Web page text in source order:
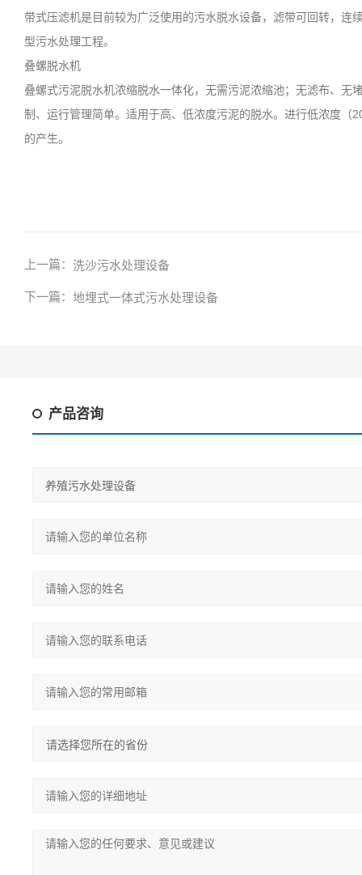
带式压滤机是目前较为广泛使用的污水脱水设备，滤带可回转，
型污水处理工程。
叠螺脱水机
叠螺式污泥脱水机浓缩脱水一体化，无需污泥浓缩池；无滤布、
制、运行管理简单。适用于高、低浓度污泥的脱水。进行低浓度（
的产生。
上一篇： 洗沙污水处理设备
下一篇： 地埋式一体式污水处理设备
产品咨询